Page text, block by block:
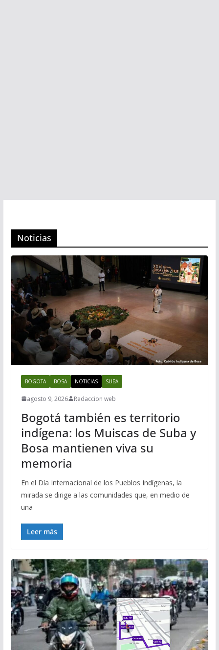
Noticias
BOGOTA BOSA NOTICIAS SUBA
agosto 9, 2026 Redaccion web
Bogotá también es territorio
indígena: los Muiscas de Suba y
Bosa mantienen viva su
memoria
En el Día Internacional de los Pueblos Indígenas, la
mirada se dirige a las comunidades que, en medio de
una
Leer más